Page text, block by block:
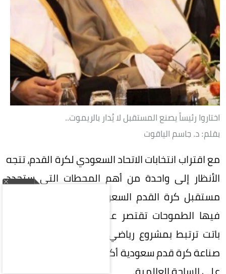
اختاروا رئيساً يصنع المستقبل لا يُدار بالريموت..
بقلم: د. جاسم الياقوت
مع اقتراب انتخابات الاتحاد السعودي لكرة القدم، تتجه
الأنظار إلى واحدة من أهم المحطات التي ستحدد
مستقبل كرة القدم السعودية، في مرحلة لم تعد
فيها الطموحات تقتصر على تحقيق البطولات، بل
باتت ترتبط بمشروع رياضي وطني كبير، يتطلع إلى
صناعة كرة قدم سعودية أكثر تنافسية وتأثيراً وحضوراً